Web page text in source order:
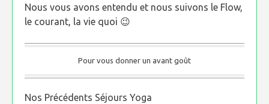
Nous vous avons entendu et nous suivons le Flow,
le courant, la vie quoi 😉
Pour vous donner un avant goût
Nos Précédents Séjours Yoga